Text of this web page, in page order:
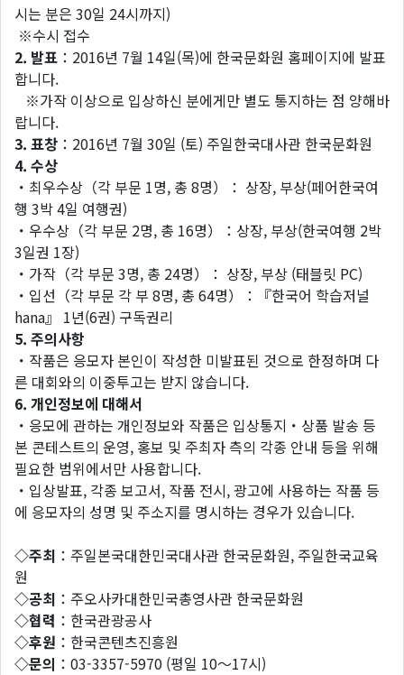
시는 분은 30일 24시까지)
※수시 접수
2. 발표 ：2016년 7월 14일(목)에 한국문화원 홈페이지에 발표
합니다.
※가작 이상으로 입상하신 분에게만 별도 통지하는 점 양해바
랍니다.
3. 표창 ：2016년 7월 30일 (토) 주일한국대사관 한국문화원
4. 수상
・최우수상（각 부문 1명, 총 8명）： 상장, 부상(페어한국여
행 3박 4일 여행권)
・우수상（각 부문 2명, 총 16명）：상장, 부상(한국여행 2박
3일권 1장)
・가작（각 부문 3명, 총 24명）： 상장, 부상 (태블릿 PC)
・입선（각 부문 각 부 8명, 총 64명）：『한국어 학습저널
hana』 1년(6권) 구독권리
5. 주의사항
・작품은 응모자 본인이 작성한 미발표된 것으로 한정하며 다
른 대회와의 이중투고는 받지 않습니다.
6. 개인정보에 대해서
・응모에 관하는 개인정보와 작품은 입상통지・상품 발송 등
본 콘테스트의 운영, 홍보 및 주최자 측의 각종 안내 등을 위해
필요한 범위에서만 사용합니다.
・입상발표, 각종 보고서, 작품 전시, 광고에 사용하는 작품 등
에 응모자의 성명 및 주소지를 명시하는 경우가 있습니다.
◇주최 ：주일본국대한민국대사관 한국문화원, 주일한국교육
원
◇공최 ：주오사카대한민국총영사관 한국문화원
◇협력 ：한국관광공사
◇후원 ：한국콘텐츠진흥원
◇문의 ：03-3357-5970 (평일 10～17시)